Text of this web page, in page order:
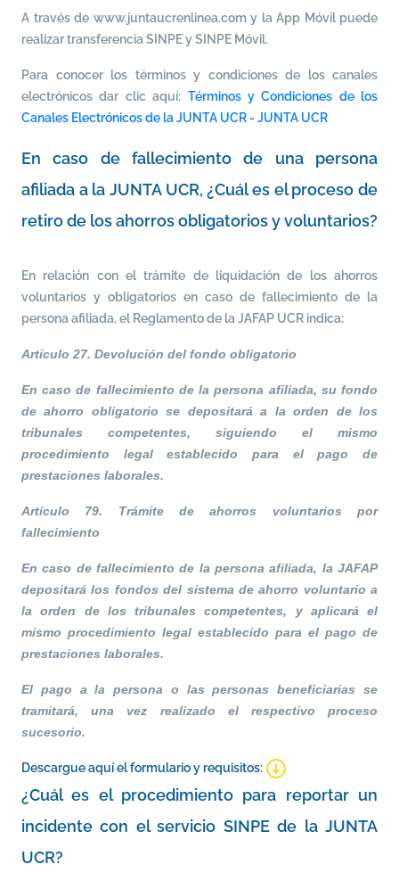
A través de www.juntaucrenlinea.com y la App Móvil puede
realizar transferencia SINPE y SINPE Móvil.
Para conocer los términos y condiciones de los canales
electrónicos dar clic aquí: Términos y Condiciones de los
Canales Electrónicos de la JUNTA UCR - JUNTA UCR
En caso de fallecimiento de una persona
afiliada a la JUNTA UCR, ¿Cuál es el proceso de
retiro de los ahorros obligatorios y voluntarios?
En relación con el trámite de liquidación de los ahorros
voluntarios y obligatorios en caso de fallecimiento de la
persona afiliada, el Reglamento de la JAFAP UCR indica:
Artículo 27. Devolución del fondo obligatorio
En caso de fallecimiento de la persona afiliada, su fondo
de ahorro obligatorio se depositará a la orden de los
tribunales competentes, siguiendo el mismo
procedimiento legal establecido para el pago de
prestaciones laborales.
Artículo 79. Trámite de ahorros voluntarios por
fallecimiento
En caso de fallecimiento de la persona afiliada, la JAFAP
depositará los fondos del sistema de ahorro voluntario a
la orden de los tribunales competentes, y aplicará el
mismo procedimiento legal establecido para el pago de
prestaciones laborales.
El pago a la persona o las personas beneficiarias se
tramitará, una vez realizado el respectivo proceso
sucesorio.
Descargue aquí el formulario y requisitos:
¿Cuál es el procedimiento para reportar un
incidente con el servicio SINPE de la JUNTA
UCR?